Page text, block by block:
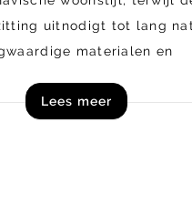
uitnodigt tot lang
materialen en
maar ook
Lees meer